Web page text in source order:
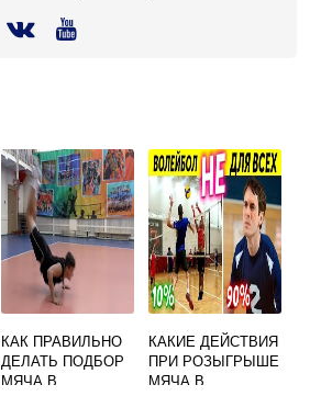
КАК ПРАВИЛЬНО
ДЕЛАТЬ ПОДБОР
МЯЧА В
КАКИЕ ДЕЙСТВИЯ
ПРИ РОЗЫГРЫШЕ
МЯЧА В